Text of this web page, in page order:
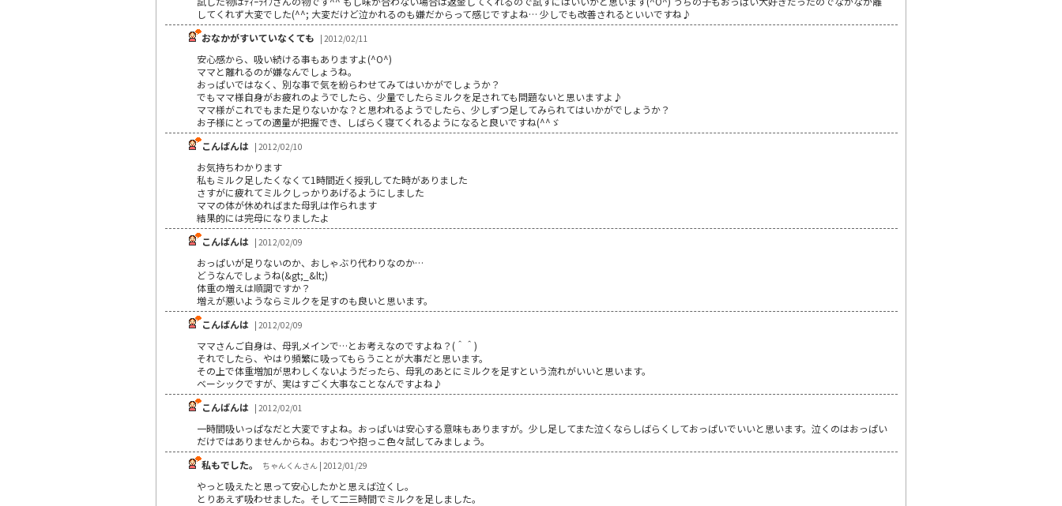
してくれず大変でした(^^; 大変だけど泣かれるのも嫌だからって感じですよね… 少しでも改善されるといいですね♪
おなかがすいていなくても | 2012/02/11
安心感から、吸い続ける事もありますよ(^O^)
ママと離れるのが嫌なんでしょうね。
おっぱいではなく、別な事で気を紛らわせてみてはいかがでしょうか？
でもママ様自身がお疲れのようでしたら、少量でしたらミルクを足されても問題ないと思いますよ♪
ママ様がこれでもまた足りないかな？と思われるようでしたら、少しずつ足してみられてはいかがでしょうか？
お子様にとっての適量が把握でき、しばらく寝てくれるようになると良いですね(^^ゞ
こんばんは | 2012/02/10
お気持ちわかります
私もミルク足したくなくて1時間近く授乳してた時がありました
さすがに疲れてミルクしっかりあげるようにしました
ママの体が休めればまた母乳は作られます
結果的には完母になりましたよ
こんばんは | 2012/02/09
おっぱいが足りないのか、おしゃぶり代わりなのか…
どうなんでしょうね(&gt;_&lt;)
体重の増えは順調ですか？
増えが悪いようならミルクを足すのも良いと思います。
こんばんは | 2012/02/09
ママさんご自身は、母乳メインで…とお考えなのですよね？(＾＾)
それでしたら、やはり頻繁に吸ってもらうことが大事だと思います。
その上で体重増加が思わしくないようだったら、母乳のあとにミルクを足すという流れがいいと思います。
ベーシックですが、実はすごく大事なことなんですよね♪
こんばんは | 2012/02/01
一時間吸いっぱなだと大変ですよね。おっぱいは安心する意味もありますが。少し足してまた泣くならしばらくしておっぱいでいいと思います。泣くのはおっぱい
だけではありませんからね。おむつや抱っこ色々試してみましょう。
私もでした。
ちゃんくんさん | 2012/01/29
やっと吸えたと思って安心したかと思えば泣くし。
とりあえず吸わせました。そして二三時間でミルクを足しました。